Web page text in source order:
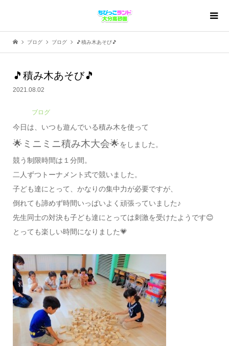
ブログ ブログ 🎵積み木あそび🎵
🎵積み木あそび🎵
2021.08.02
ブログ
今日は、いつも遊んでいる積み木を使って
🌟ミニミニ積み木大会🌟をしました。
競う制限時間は１分間。
二人ずつトーナメント式で競いました。
子ども達にとって、かなりの集中力が必要ですが、
倒れても諦めず時間いっぱいよく頑張っていました♪
先生同士の対決も子ども達にとっては刺激を受けたようです😊
とっても楽しい時間になりました💗